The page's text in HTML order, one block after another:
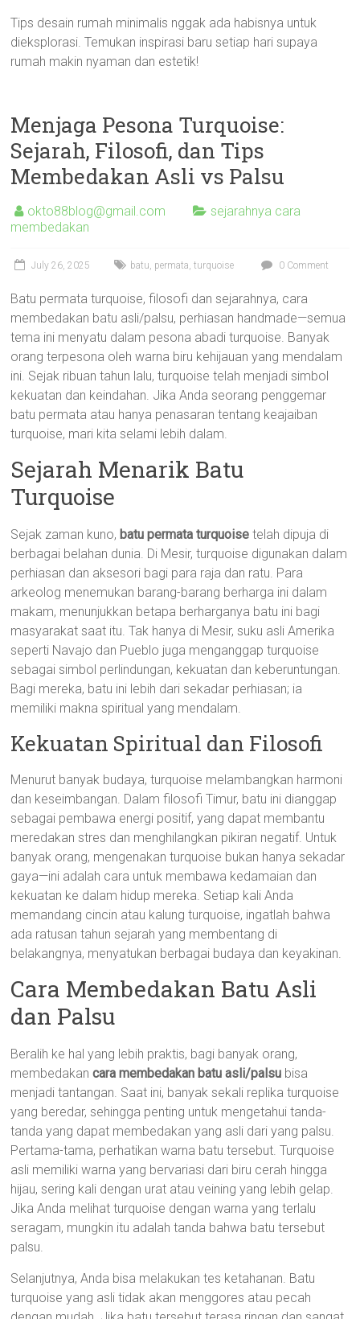
Tips desain rumah minimalis nggak ada habisnya untuk
dieksplorasi. Temukan inspirasi baru setiap hari supaya
rumah makin nyaman dan estetik!
Menjaga Pesona Turquoise:
Sejarah, Filosofi, dan Tips
Membedakan Asli vs Palsu
okto88blog@gmail.com
sejarahnya cara
membedakan
July 26, 2025 batu, permata,turquoise 0 Comment
Batu permata turquoise, filosofi dan sejarahnya, cara
membedakan batu asli/palsu, perhiasan handmade—semua
tema ini menyatu dalam pesona abadi turquoise. Banyak
orang terpesona oleh warna biru kehijauan yang mendalam
ini. Sejak ribuan tahun lalu, turquoise telah menjadi simbol
kekuatan dan keindahan. Jika Anda seorang penggemar
batu permata atau hanya penasaran tentang keajaiban
turquoise, mari kita selami lebih dalam.
Sejarah Menarik Batu
Turquoise
Sejak zaman kuno, batu permata turquoise telah dipuja di
berbagai belahan dunia. Di Mesir, turquoise digunakan dalam
perhiasan dan aksesori bagi para raja dan ratu. Para
arkeolog menemukan barang-barang berharga ini dalam
makam, menunjukkan betapa berharganya batu ini bagi
masyarakat saat itu. Tak hanya di Mesir, suku asli Amerika
seperti Navajo dan Pueblo juga menganggap turquoise
sebagai simbol perlindungan, kekuatan dan keberuntungan.
Bagi mereka, batu ini lebih dari sekadar perhiasan; ia
memiliki makna spiritual yang mendalam.
Kekuatan Spiritual dan Filosofi
Menurut banyak budaya, turquoise melambangkan harmoni
dan keseimbangan. Dalam filosofi Timur, batu ini dianggap
sebagai pembawa energi positif, yang dapat membantu
meredakan stres dan menghilangkan pikiran negatif. Untuk
banyak orang, mengenakan turquoise bukan hanya sekadar
gaya—ini adalah cara untuk membawa kedamaian dan
kekuatan ke dalam hidup mereka. Setiap kali Anda
memandang cincin atau kalung turquoise, ingatlah bahwa
ada ratusan tahun sejarah yang membentang di
belakangnya, menyatukan berbagai budaya dan keyakinan.
Cara Membedakan Batu Asli
dan Palsu
Beralih ke hal yang lebih praktis, bagi banyak orang,
membedakancara membedakan batu asli/palsu bisa
menjadi tantangan. Saat ini, banyak sekali replika turquoise
yang beredar, sehingga penting untuk mengetahui tanda-
tanda yang dapat membedakan yang asli dari yang palsu.
Pertama-tama, perhatikan warna batu tersebut. Turquoise
asli memiliki warna yang bervariasi dari biru cerah hingga
hijau, sering kali dengan urat atau veining yang lebih gelap.
Jika Anda melihat turquoise dengan warna yang terlalu
seragam, mungkin itu adalah tanda bahwa batu tersebut
palsu.
Selanjutnya, Anda bisa melakukan tes ketahanan. Batu
turquoise yang asli tidak akan menggores atau pecah